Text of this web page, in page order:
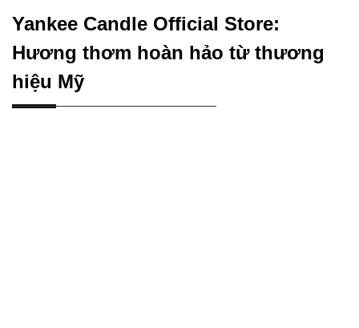
Yankee Candle Official Store:
Hương thơm hoàn hảo từ thương
hiệu Mỹ